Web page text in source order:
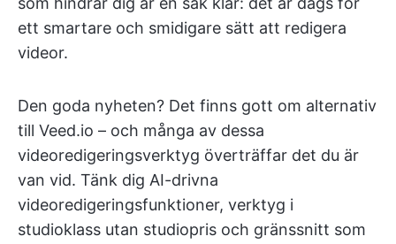
ett smartare och smidigare sätt att redigera
videor.
Den goda nyheten? Det finns gott om alternativ
till Veed.io – och många av dessa
videoredigeringsverktyg överträffar det du är
van vid. Tänk dig AI-drivna
videoredigeringsfunktioner, verktyg i
studioklass utan studiopris och gränssnitt som